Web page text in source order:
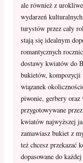
ale również z
wydarzeń
turystów przez cały
stają się idealnym
romantycznych
dostawy kwiatów do
bukietów, kompozycji
wiązanek
piwonie, gerbery oraz
przygotowywane
kwiatów najwyższej
zamawiasz bukiet z
też chcesz przekazać
dopasowane do